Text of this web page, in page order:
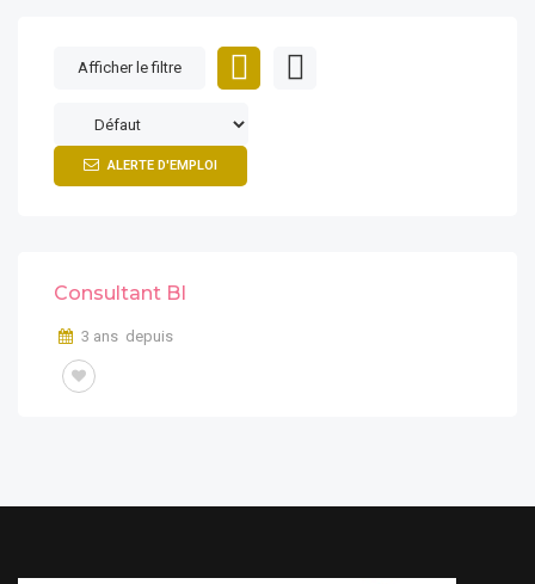
Afficher le filtre
ALERTE D'EMPLOI
Consultant BI
3 ans depuis